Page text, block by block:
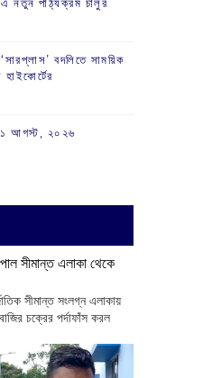
বদলিতে সাময়িক
আগস্ট, ২০২৬
সীমান্ত এলাকা থেকে
সীমান্ত সংলগ্ন এলাকায়
চক্রের পর্দাফাঁস করল